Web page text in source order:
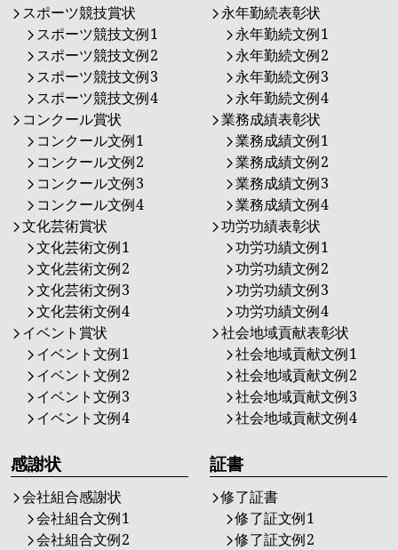
スポーツ競技賞状
スポーツ競技文例1
スポーツ競技文例2
スポーツ競技文例3
スポーツ競技文例4
コンクール賞状
コンクール文例1
コンクール文例2
コンクール文例3
コンクール文例4
文化芸術賞状
文化芸術文例1
文化芸術文例2
文化芸術文例3
文化芸術文例4
イベント賞状
イベント文例1
イベント文例2
イベント文例3
イベント文例4
永年勤続表彰状
永年勤続文例1
永年勤続文例2
永年勤続文例3
永年勤続文例4
業務成績表彰状
業務成績文例1
業務成績文例2
業務成績文例3
業務成績文例4
功労功績表彰状
功労功績文例1
功労功績文例2
功労功績文例3
功労功績文例4
社会地域貢献表彰状
社会地域貢献文例1
社会地域貢献文例2
社会地域貢献文例3
社会地域貢献文例4
感謝状
会社組合感謝状
会社組合文例1
会社組合文例2
証書
修了証書
修了証文例1
修了証文例2